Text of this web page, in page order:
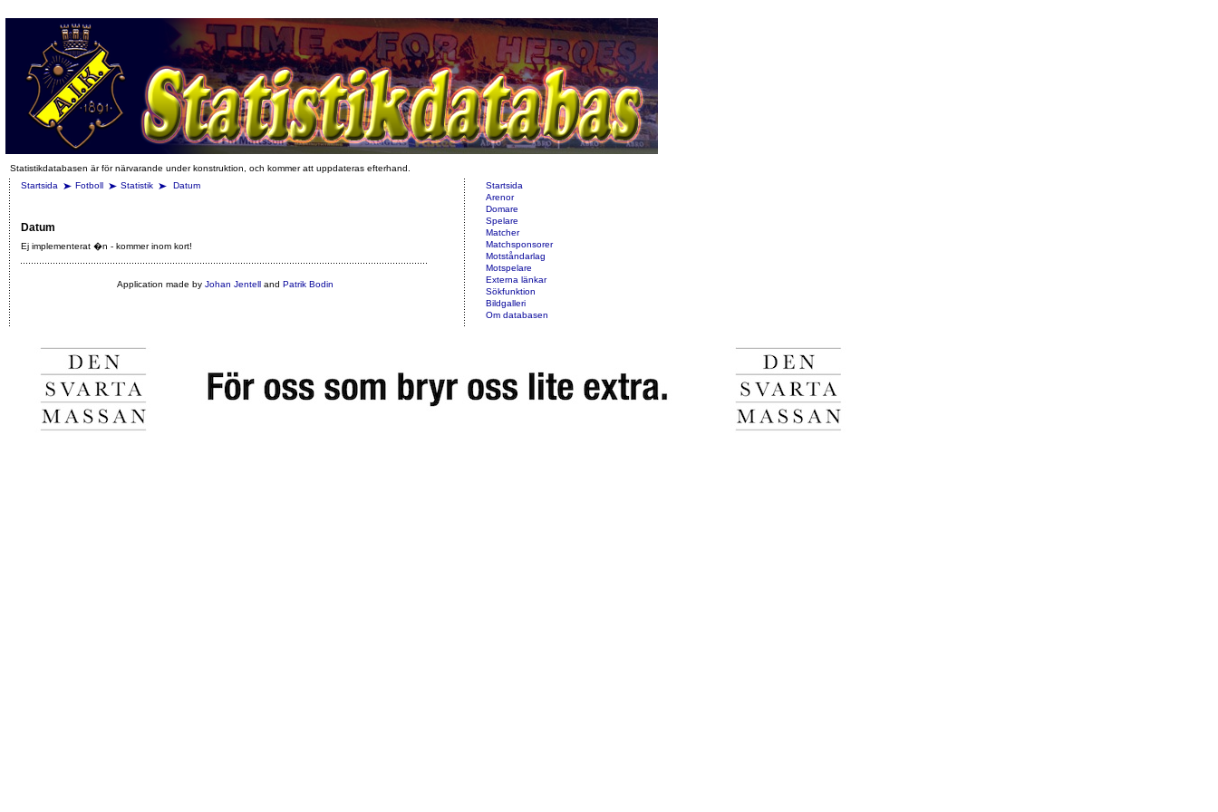
Statistikdatabasen är för närvarande under konstruktion, och kommer att uppdateras efterhand.
Startsida
Fotboll Statistik Datum
Datum
Ej implementerat �n - kommer inom kort!
Application made by Johan Jentelland Patrik Bodin
Startsida
Arenor
Domare
Spelare
Matcher
Matchsponsorer
Motståndarlag
Motspelare
Externa länkar
Sökfunktion
Bildgalleri
Om databasen